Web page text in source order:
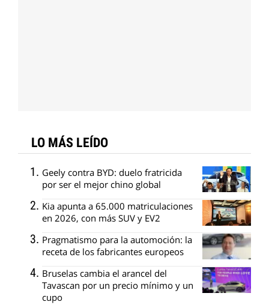
LO MÁS LEÍDO
Geely contra BYD: duelo fratricida
por ser el mejor chino global
Kia apunta a 65.000 matriculaciones
en 2026, con más SUV y EV2
Pragmatismo para la automoción: la
receta de los fabricantes europeos
Bruselas cambia el arancel del
Tavascan por un precio mínimo y un
cupo